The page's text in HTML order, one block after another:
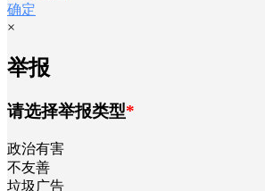
确定
×
举报
请选择举报类型*
政治有害
不友善
垃圾广告